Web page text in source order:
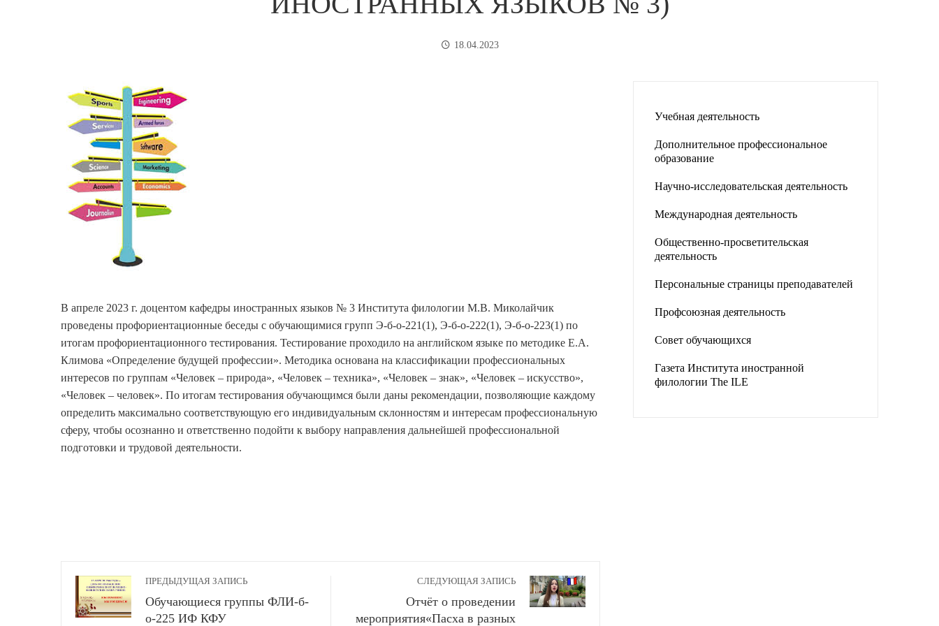
18.04.2023
В апреле 2023 г. доцентом кафедры иностранных языков № 3 Института филологии М.В. Миколайчик
проведены профориентационные беседы с обучающимися групп Э-б-о-221(1), Э-б-о-222(1), Э-б-о-223(1) по
итогам профориентационного тестирования. Тестирование проходило на английском языке по методике Е.А.
Климова «Определение будущей профессии». Методика основана на классификации профессиональных
интересов по группам «Человек – природа», «Человек – техника», «Человек – знак», «Человек – искусство»,
«Человек – человек». По итогам тестирования обучающимся были даны рекомендации, позволяющие каждому
определить максимально соответствующую его индивидуальным склонностям и интересам профессиональную
сферу, чтобы осознанно и ответственно подойти к выбору направления дальнейшей профессиональной
подготовки и трудовой деятельности.
ПРЕДЫДУЩАЯ ЗАПИСЬ
Обучающиеся группы ФЛИ-б-
о-225 ИФ КФУ
СЛЕДУЮЩАЯ ЗАПИСЬ
Отчёт о проведении
мероприятия«Пасха в разных
Учебная деятельность
Дополнительное профессиональное
образование
Научно-исследовательская деятельность
Международная деятельность
Общественно-просветительская
деятельность
Персональные страницы преподавателей
Профсоюзная деятельность
Совет обучающихся
Газета Института иностранной
филологии The ILE